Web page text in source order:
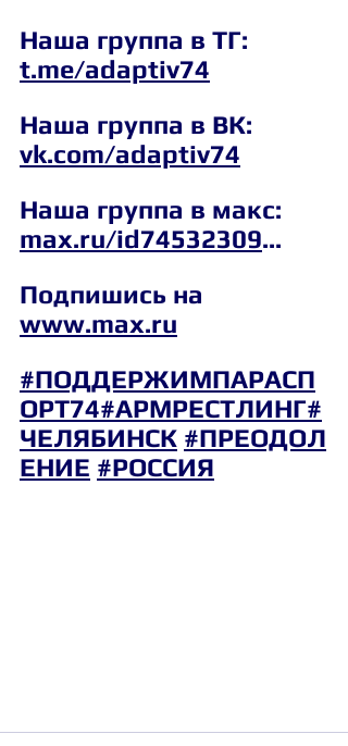
Наша группа в ТГ:
t.me/adaptiv74
Наша группа в ВК:
vk.com/adaptiv74
Наша группа в макс:
max.ru/id74532309...
Подпишись на
www.max.ru
#ПОДДЕРЖИМПАРАСП
ОРТ74#АРМРЕСТЛИНГ#
ЧЕЛЯБИНСК #ПРЕОДОЛ
ЕНИЕ #РОССИЯ